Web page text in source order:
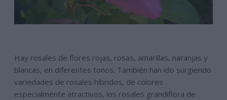
Hay rosales de flores rojas, rosas, amarillas, naranjas y
blancas, en diferentes tonos. También han ido surgiendo
variedades de rosales híbridos, de colores
especialmente atractivos, los rosales grandiflora de